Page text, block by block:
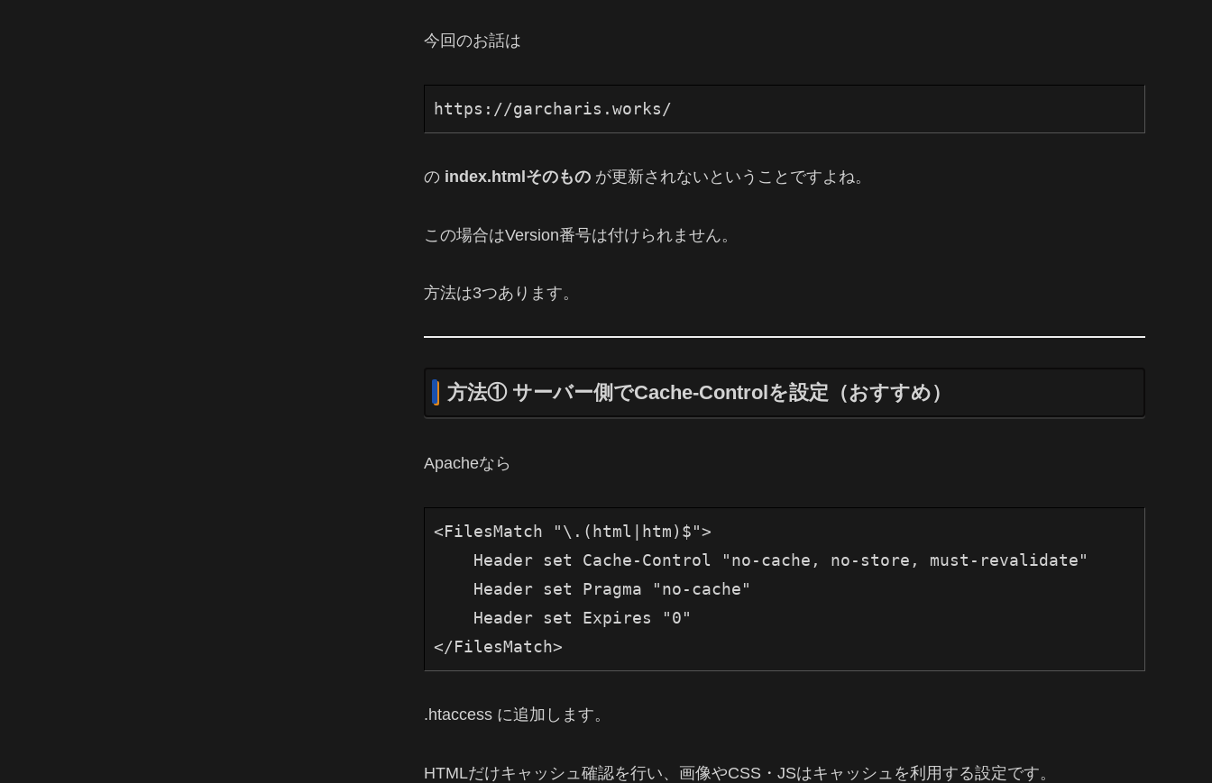
今回のお話は
の index.htmlそのもの が更新されないということですよね。
この場合はVersion番号は付けられません。
方法は3つあります。
方法① サーバー側でCache-Controlを設定（おすすめ）
Apacheなら
<FilesMatch "\.(html|htm)$">
    Header set Cache-Control "no-cache, no-store, must-revalidate"
    Header set Pragma "no-cache"
    Header set Expires "0"
.htaccess に追加します。
HTMLだけキャッシュ確認を行い、画像やCSS・JSはキャッシュを利用する設定です。